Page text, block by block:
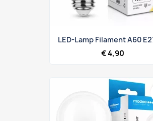
LED-Lamp Filament A60
€ 4,90